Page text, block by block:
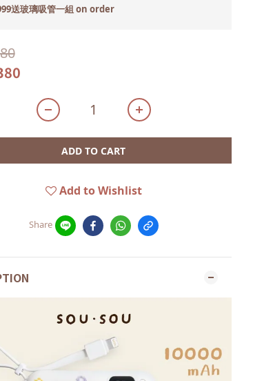
送玻璃吸管一組 on order
ADD TO CART
Add to Wishlist
Share